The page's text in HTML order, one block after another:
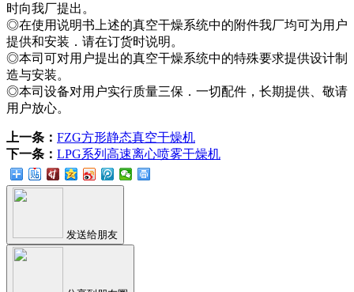
时向我厂提出。
◎在使用说明书上述的真空干燥系统中的附件我厂均可为用户
提供和安装．请在订货时说明。
◎本司可对用户提出的真空干燥系统中的特殊要求提供设计制
造与安装。
◎本司设备对用户实行质量三保．一切配件，长期提供、敬请
用户放心。
上一条： FZG方形静态真空干燥机
下一条： LPG系列高速离心喷雾干燥机
发送给朋友